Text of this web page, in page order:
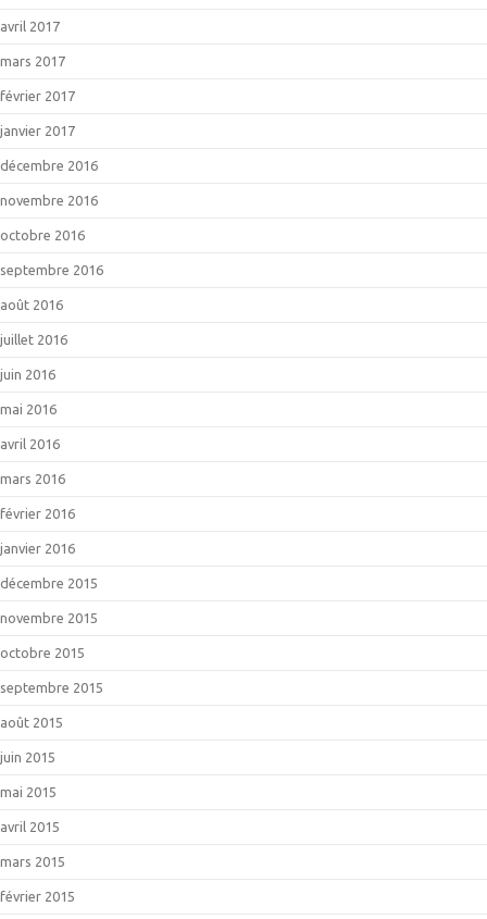
avril 2017
mars 2017
février 2017
janvier 2017
décembre 2016
novembre 2016
octobre 2016
septembre 2016
août 2016
juillet 2016
juin 2016
mai 2016
avril 2016
mars 2016
février 2016
janvier 2016
décembre 2015
novembre 2015
octobre 2015
septembre 2015
août 2015
juin 2015
mai 2015
avril 2015
mars 2015
février 2015